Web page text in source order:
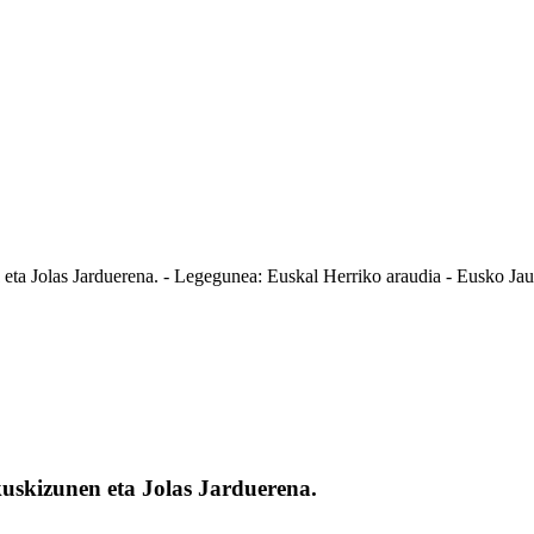
Jolas Jarduerena. - Legegunea: Euskal Herriko araudia - Eusko
eta Jolas Jarduerena.